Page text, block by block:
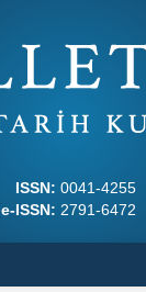
ISSN: 0041-4255
e-ISSN: 2791-6472